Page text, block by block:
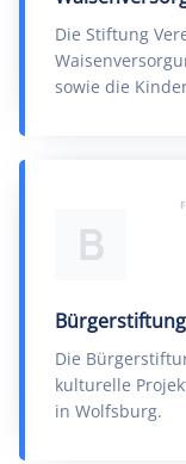
Die Stiftung
sowie die
B
Die
kulturelle
in Wolfsburg.